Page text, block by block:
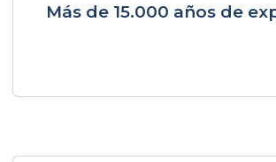
Más de 15.000 años de